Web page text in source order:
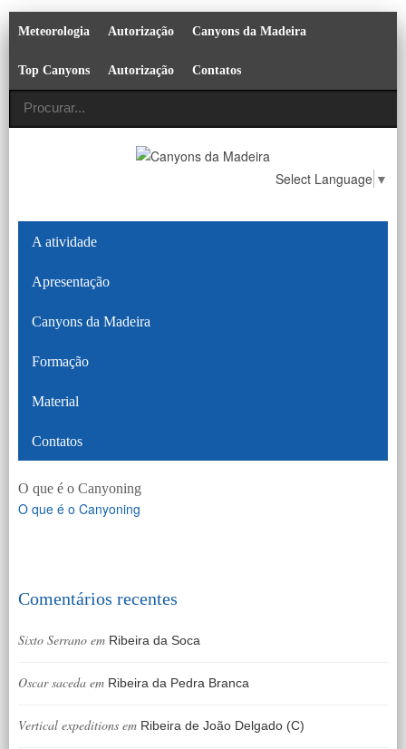
Meteorologia Autorização Canyons da Madeira
Top Canyons Autorização Contatos
Select Language ▼
A atividade
Apresentação
Canyons da Madeira
Formação
Material
Contatos
O que é o Canyoning
O que é o Canyoning
Comentários recentes
Sixto Serrano em Ribeira da Soca
Oscar saceda em Ribeira da Pedra Branca
Vertical expeditions em Ribeira de João Delgado (C)